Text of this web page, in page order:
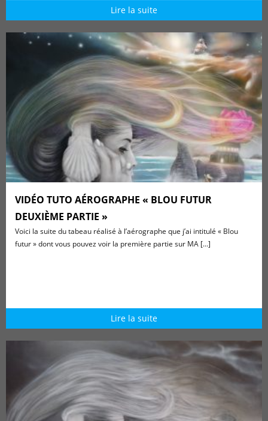
Lire la suite
VIDÉO TUTO AÉROGRAPHE « BLOU FUTUR
DEUXIÈME PARTIE »
Voici la suite du tabeau réalisé à l’aérographe que j’ai intitulé « Blou
futur » dont vous pouvez voir la première partie sur MA [...]
Lire la suite